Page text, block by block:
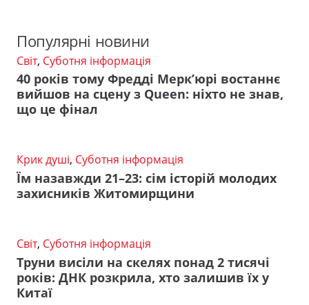
Популярні новини
Світ, Суботня інформація
40 років тому Фредді Мерк’юрі востаннє
вийшов на сцену з Queen: ніхто не знав,
що це фінал
Крик душі, Суботня інформація
Їм назавжди 21–23: сім історій молодих
захисників Житомирщини
Світ, Суботня інформація
Труни висіли на скелях понад 2 тисячі
років: ДНК розкрила, хто залишив їх у
Китаї